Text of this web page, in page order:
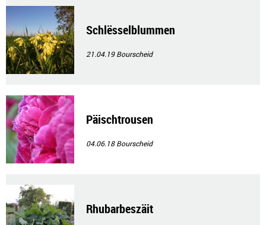
Schlësselblummen
21.04.19Bourscheid
Päischtrousen
04.06.18Bourscheid
Rhubarbeszäit